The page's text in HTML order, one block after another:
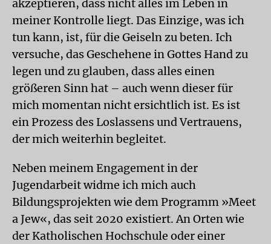
akzeptieren, dass nicht alles im Leben in
meiner Kontrolle liegt. Das Einzige, was ich
tun kann, ist, für die Geiseln zu beten. Ich
versuche, das Geschehene in Gottes Hand zu
legen und zu glauben, dass alles einen
größeren Sinn hat – auch wenn dieser für
mich momentan nicht ersichtlich ist. Es ist
ein Prozess des Loslassens und Vertrauens,
der mich weiterhin begleitet.
Neben meinem Engagement in der
Jugendarbeit widme ich mich auch
Bildungsprojekten wie dem Programm »Meet
a Jew«, das seit 2020 existiert. An Orten wie
der Katholischen Hochschule oder einer